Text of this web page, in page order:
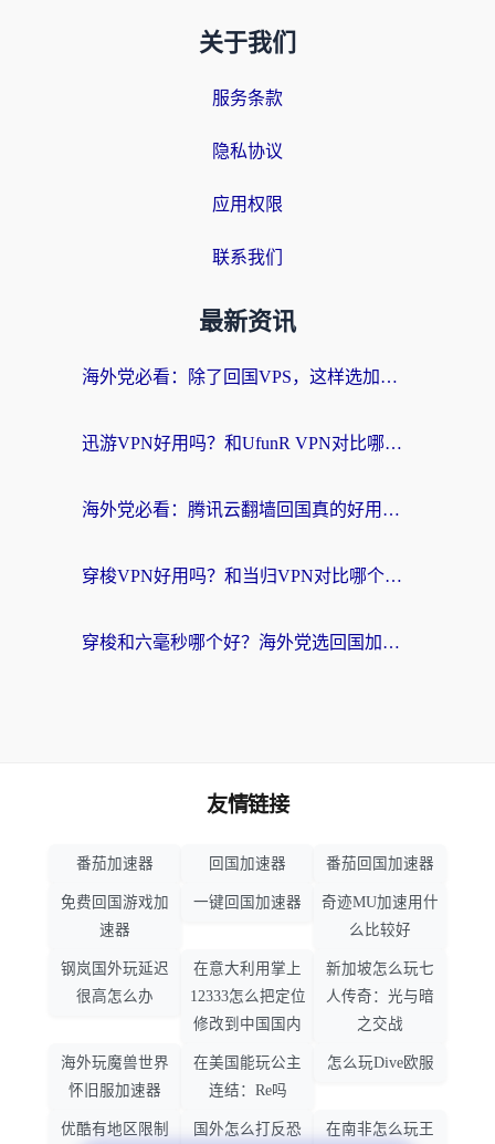
关于我们
服务条款
隐私协议
应用权限
联系我们
最新资讯
海外党必看：除了回国VPS，这样选加速器也能无缝刷国内资源？
迅游VPN好用吗？和UfunR VPN对比哪个回国效果更好？海外党亲测避坑指南
海外党必看：腾讯云翻墙回国真的好用吗？+ 3步选对回国加速器指南
穿梭VPN好用吗？和当归VPN对比哪个回国效果更好？海外党亲测实用指南
穿梭和六毫秒哪个好？海外党选回国加速器的避坑指南，附番茄加速器实测
友情链接
番茄加速器 回国加速器 番茄回国加速器
免费回国游戏加
速器
一键回国加速器
奇迹MU加速用什
么比较好
钢岚国外玩延迟
很高怎么办
在意大利用掌上
12333怎么把定位
修改到中国国内
新加坡怎么玩七
人传奇：光与暗
之交战
海外玩魔兽世界
怀旧服加速器
在美国能玩公主
连结：Re吗
怎么玩Dive欧服
优酷有地区限制 国外怎么打反恐 在南非怎么玩王